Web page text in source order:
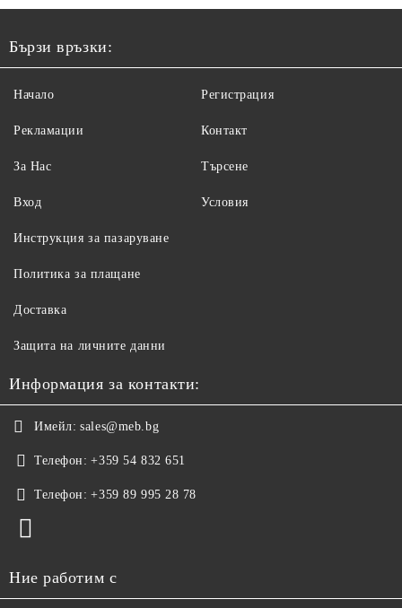
Бързи връзки:
Начало
Рекламации
За Нас
Вход
Регистрация
Контакт
Търсене
Условия
Инструкция за пазаруване
Политика за плащане
Доставка
Защита на личните данни
Информация за контакти:
Имейл: sales@meb.bg
Телефон: +359 54 832 651
Телефон: +359 89 995 28 78
Ние работим с